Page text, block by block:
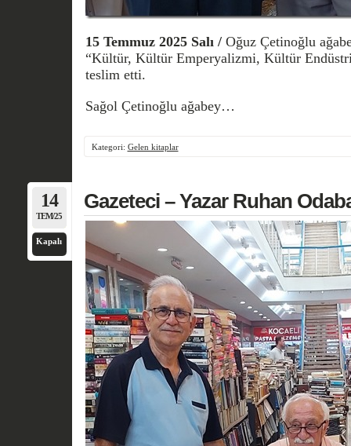
15 Temmuz 2025 Salı /Oğuz Çetinoğlu
“Kültür, Kültür Emperyalizmi, Kültür
teslim etti.
Sağol Çetinoğlu ağabey…
Kategori: Gelen kitaplar
14
TEM/25
Kapalı
Gazeteci – Yazar Ruhan